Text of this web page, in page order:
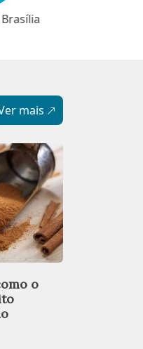
mais
o